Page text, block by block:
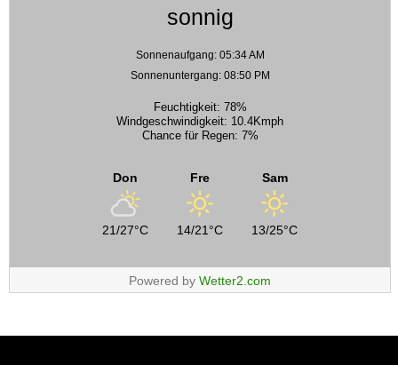
sonnig
Sonnenaufgang: 05:34 AM
Sonnenuntergang: 08:50 PM
Feuchtigkeit: 78%
Windgeschwindigkeit: 10.4Kmph
Chance für Regen: 7%
Don
21/27°C
Fre
14/21°C
Sam
13/25°C
Powered by Wetter2.com